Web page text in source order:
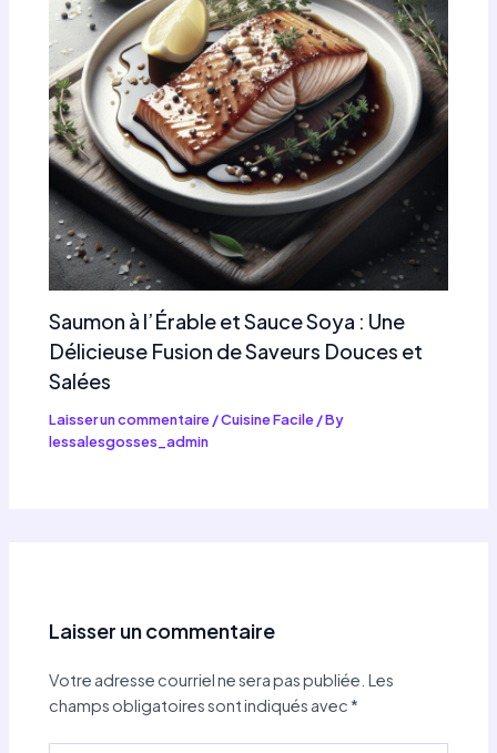
Saumon à l’Érable et Sauce Soya : Une
Délicieuse Fusion de Saveurs Douces et
Salées
Laisser un commentaire/Cuisine Facile/ By
lessalesgosses_admin
Laisser un commentaire
Votre adresse courriel ne sera pas publiée. Les
champs obligatoires sont indiqués avec*